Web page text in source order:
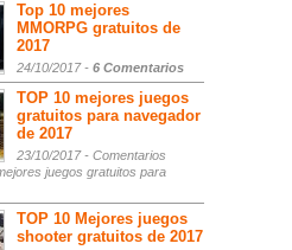
Top 10 mejores
MMORPG gratuitos de
2017
24/10/2017 - 6 Comentarios
TOP 10 mejores juegos
gratuitos para navegador
de 2017
23/10/2017 - Comentarios
juegos gratuitos para
TOP 10 Mejores juegos
shooter gratuitos de 2017